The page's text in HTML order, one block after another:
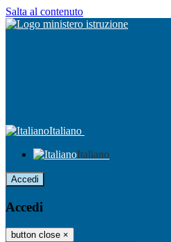
Salta al contenuto
Italiano
Italiano
Accedi
Accedi
button close ×